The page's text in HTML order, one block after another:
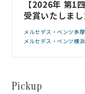
【2026年 第1
受賞いたしまし
メルセデス・ベンツ多摩
メルセデス・ベンツ横
Pickup